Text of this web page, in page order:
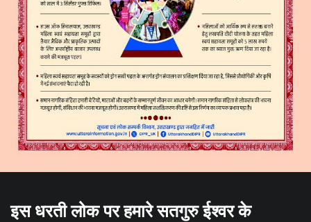
इस धरती लोक पर हमारे सतगुरु ईश्वर के